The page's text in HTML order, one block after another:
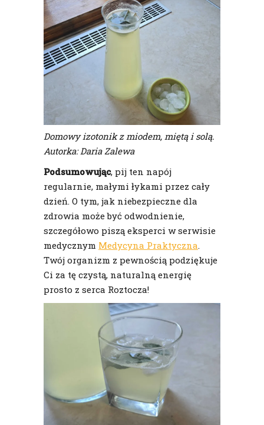
Domowy izotonik z miodem, miętą i solą.
Autorka: Daria Zalewa
Podsumowując, pij ten napój
regularnie, małymi łykami przez cały
dzień. O tym, jak niebezpieczne dla
zdrowia może być odwodnienie,
szczegółowo piszą eksperci w serwisie
medycznym Medycyna Praktyczna.
Twój organizm z pewnością podziękuje
Ci za tę czystą, naturalną energię
prosto z serca Roztocza!